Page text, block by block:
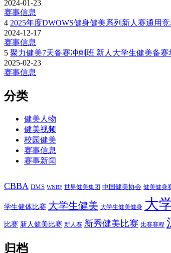
2024-01-23
赛事信息
4 2025年度DWOWS健身健美系列新人赛通用
2024-12-17
赛事信息
5 聚力健美7天备赛冲刺班 新人大学生健美备
2025-02-23
赛事信息
分类
健美人物
健美视频
校园健美
赛事信息
赛事新闻
CBBA DMS WNBF 世界健美集团 中国健美协会 健美健身
学生健体比赛 大学生健美 大学生健美健身 大
比赛 新人健美比赛 新人赛 新秀健美比赛 比赛赛程
归档